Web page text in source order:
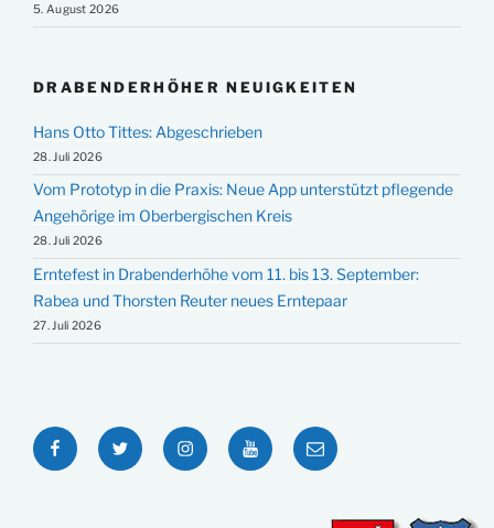
5. August 2026
DRABENDERHÖHER NEUIGKEITEN
Hans Otto Tittes: Abgeschrieben
28. Juli 2026
Vom Prototyp in die Praxis: Neue App unterstützt pflegende
Angehörige im Oberbergischen Kreis
28. Juli 2026
Erntefest in Drabenderhöhe vom 11. bis 13. September:
Rabea und Thorsten Reuter neues Erntepaar
27. Juli 2026
FacebookTwitter InstagramYouTubeE-
Mail